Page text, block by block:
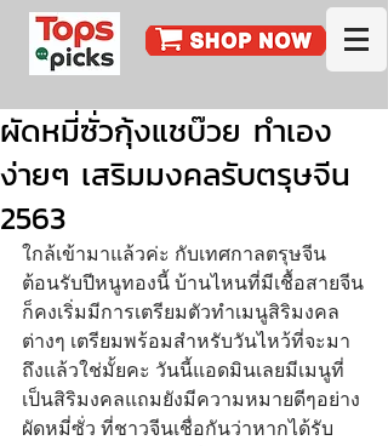
ผัดหมี่ซั่วกุ้งแชบ๊วย ทำเอง
ง่ายๆ เสริมมงคลรับตรุษจีน
2563
ใกล้เข้ามาแล้วค่ะ กับเทศกาลตรุษจีน
ต้อนรับปีหนูทองนี้ บ้านไหนที่มีเชื้อสายจีน
ก็คงเริ่มมีการเตรียมตัวทำเมนูสิริมงคล
ต่างๆ เตรียมพร้อมสำหรับวันไหว้ที่จะมา
ถึงแล้วใช่มั้ยคะ วันนี้แอดมินเลยมีเมนูที่
เป็นสิริมงคลแถมยังมีความหมายดีๆอย่าง
ผัดหมี่ซั่ว ที่ชาวจีนเชื่อกันว่าหากได้รับ